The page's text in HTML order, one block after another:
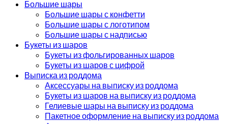
Большие шары
Большие шары с конфетти
Большие шары с логотипом
Большие шары с надписью
Букеты из шаров
Букеты из фольгированных шаров
Букеты из шаров с цифрой
Выписка из роддома
Аксессуары на выписку из роддома
Букеты из шаров на выписку из роддома
Гелиевые шары на выписку из роддома
Пакетное оформление на выписку из роддома